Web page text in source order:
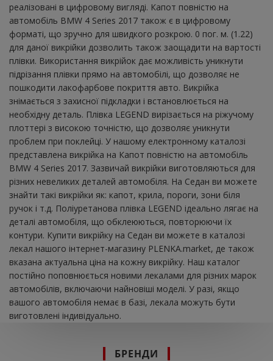
реалізовані в цифровому вигляді. Капот повністю на
автомобіль BMW 4 Series 2017 також є в цифровому
форматі, що зручно для швидкого розкрою. 0 пог. м. (1.22)
для даної викрійки дозволить також заощадити на вартості
плівки. Використання викрійок дає можливість уникнути
підрізання плівки прямо на автомобілі, що дозволяє не
пошкодити лакофарбове покриття авто. Викрійка
знімається з захисної підкладки і встановлюється на
необхідну деталь. Плівка LEGEND вирізається на ріжучому
плоттері з високою точністю, що дозволяє уникнути
проблем при поклейці. У нашому електронному каталозі
представлена ​​викрійка на Капот повністю на автомобіль
BMW 4 Series 2017. Зазвичай викрійки виготовляються для
різних невеликих деталей автомобіля. На Седан ви можете
знайти такі викрійки як: капот, крила, пороги, зони біля
ручок і т.д. Поліуретанова плівка LEGEND ідеально лягає на
деталі автомобіля, що обклеюються, повторюючи їх
контури. Купити викрійку на Седан ви можете в каталозі
лекал нашого інтернет-магазину PLENKA.market, де також
вказана актуальна ціна на кожну викрійку. Наш каталог
постійно поповнюється новими лекалами для різних марок
автомобілів, включаючи найновіші моделі. У разі, якщо
вашого автомобіля немає в базі, лекала можуть бути
виготовлені індивідуально.
БРЕНДИ